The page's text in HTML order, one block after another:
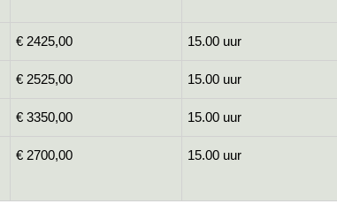
€ 2425,00 15.00 uur
€ 2525,00 15.00 uur
€ 3350,00 15.00 uur
€ 2700,00 15.00 uur